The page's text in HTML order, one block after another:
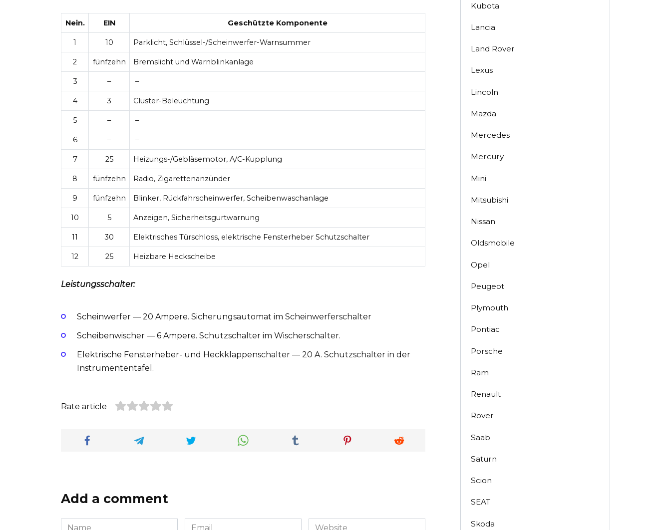
Nein. EIN Geschützte Komponente
1 10 Parklicht, Schlüssel-/Scheinwerfer-Warnsummer
2 fünfzehn Bremslicht und Warnblinkanlage
3 – –
4 3 Cluster-Beleuchtung
5 – –
6 – –
7 25 Heizungs-/Gebläsemotor, A/C-Kupplung
8 fünfzehn Radio, Zigarettenanzünder
9 fünfzehn Blinker, Rückfahrscheinwerfer, Scheibenwaschanlage
10 5 Anzeigen, Sicherheitsgurtwarnung
11 30 Elektrisches Türschloss, elektrische Fensterheber Schutzschalter
12 25 Heizbare Heckscheibe
Leistungsschalter:
Scheinwerfer — 20 Ampere. Sicherungsautomat im Scheinwerferschalter
Scheibenwischer — 6 Ampere. Schutzschalter im Wischerschalter.
Elektrische Fensterheber- und Heckklappenschalter — 20 A. Schutzschalter in der
Instrumententafel.
Rate article
Add a comment
Name
Email
Website
Kubota
Lancia
Land Rover
Lexus
Lincoln
Mazda
Mercedes
Mercury
Mini
Mitsubishi
Nissan
Oldsmobile
Opel
Peugeot
Plymouth
Pontiac
Porsche
Ram
Renault
Rover
Saab
Saturn
Scion
SEAT
Skoda